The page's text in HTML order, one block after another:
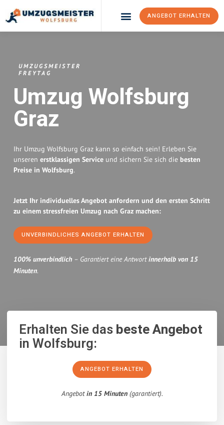
ANGEBOT ERHALTEN
UMZUGSMEISTER
FREYTAG
Umzug Wolfsburg
Graz
Ihr Umzug Wolfsburg Graz kann so einfach sein! Erleben Sie
unseren erstklassigen Service und sichern Sie sich die besten
Preise in Wolfsburg.
Jetzt Ihr individuelles Angebot anfordern und den ersten Schritt
zu einem stressfreien Umzug nach Graz machen:
UNVERBINDLICHES ANGEBOT ERHALTEN
100% unverbindlich – Garantiert eine Antwortinnerhalb von 15
Minuten.
Erhalten Sie dasbeste Angebot
in Wolfsburg:
ANGEBOT ERHALTEN
Angebotin 15 Minuten(garantiert).